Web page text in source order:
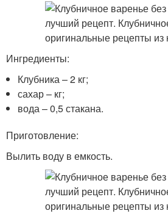
Ингредиенты:
Клубника – 2 кг;
сахар – кг;
вода – 0,5 стакана.
Приготовление:
Вылить воду в емкость.